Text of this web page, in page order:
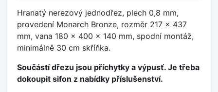
Hranatý nerezový jednodřez, plech 0,8 mm,
provedení Monarch Bronze, rozměr 217 x 437
mm, vana 180 x 400 x 140 mm, spodní montáž,
minimálně 30 cm skříňka.
Součástí dřezu jsou příchytky a výpusť. Je třeba
dokoupit sifon z nabídky příslušenství.